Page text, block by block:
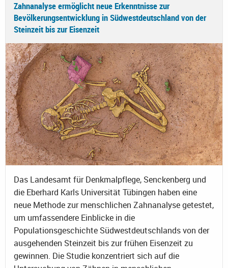
Zahnanalyse ermöglicht neue Erkenntnisse zur
Bevölkerungsentwicklung in Südwestdeutschland von der
Steinzeit bis zur Eisenzeit
Das Landesamt für Denkmalpflege, Senckenberg und
die Eberhard Karls Universität Tübingen haben eine
neue Methode zur menschlichen Zahnanalyse getestet,
um umfassendere Einblicke in die
Populationsgeschichte Südwestdeutschlands von der
ausgehenden Steinzeit bis zur frühen Eisenzeit zu
gewinnen. Die Studie konzentriert sich auf die